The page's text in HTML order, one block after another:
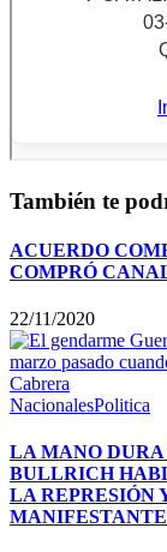
También te
ACUERDO
COMPRÓ
22/11/2020
NacionalesPolitica
LA MANO
BULLRICH
LA REPRESIÓN